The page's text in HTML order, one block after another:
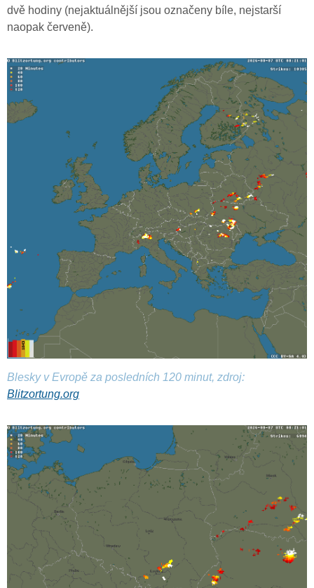
dvě hodiny (nejaktuálnější jsou označeny bíle, nejstarší
naopak červeně).
Blesky v Evropě za posledních 120 minut, zdroj:
Blitzortung.org